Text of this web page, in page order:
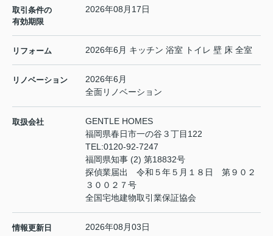
取引条件の
有効期限
2026年08月17日
リフォーム 2026年6月 キッチン 浴室 トイレ 壁 床 全室
リノベーション
2026年6月
全面リノベーション
取扱会社
GENTLE HOMES
福岡県春日市一の谷３丁目122
TEL:0120-92-7247
福岡県知事 (2) 第18832号
探偵業届出 令和５年５月１８日 第９０２
３００２７号
全国宅地建物取引業保証協会
情報更新日 2026年08月03日